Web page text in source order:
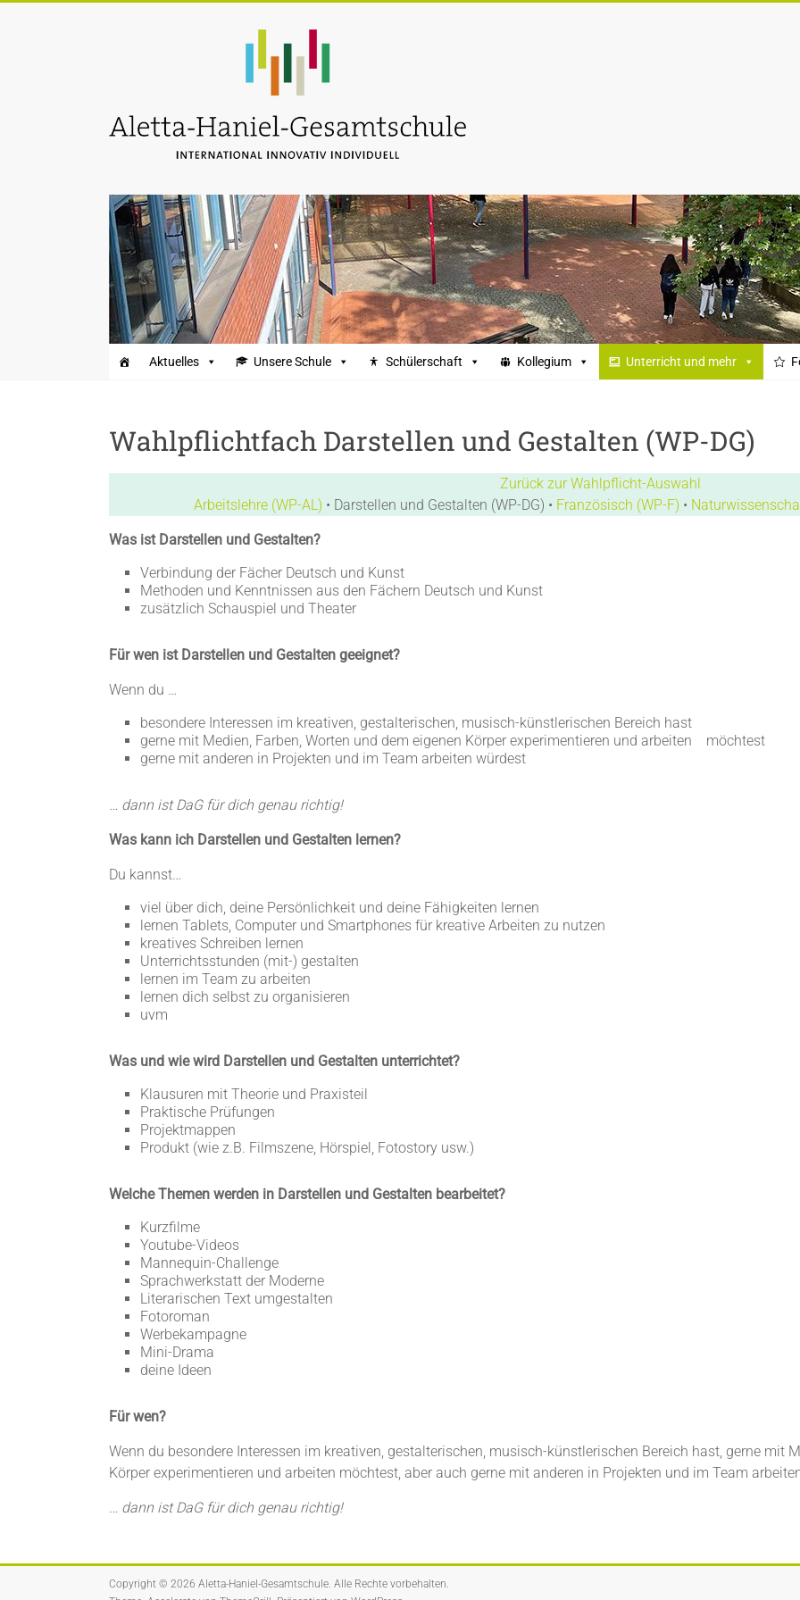
Gesamtschule
Aktuelles Unsere Schule Schülerschaft Kollegium Unterricht und mehr
Wahlpflichtfach Darstellen und Gestalten (WP-DG)
Zurück zur Wahlpflicht-Auswahl
Arbeitslehre (WP-AL) • Darstellen und Gestalten (WP-DG) • Französisch (WP-F) •
Was ist Darstellen und Gestalten?
Verbindung der Fächer Deutsch und Kunst
Methoden und Kenntnissen aus den Fächern Deutsch und Kunst
zusätzlich Schauspiel und Theater
Für wen ist Darstellen und Gestalten geeignet?
Wenn du …
besondere Interessen im kreativen, gestalterischen, musisch-künstlerischen Bereich hast
gerne mit Medien, Farben, Worten und dem eigenen Körper experimentieren und arbeiten möchtest
gerne mit anderen in Projekten und im Team arbeiten würdest
… dann ist DaG für dich genau richtig!
Was kann ich Darstellen und Gestalten lernen?
Du kannst…
viel über dich, deine Persönlichkeit und deine Fähigkeiten lernen
lernen Tablets, Computer und Smartphones für kreative Arbeiten zu nutzen
kreatives Schreiben lernen
Unterrichtsstunden (mit-) gestalten
lernen im Team zu arbeiten
lernen dich selbst zu organisieren
uvm
Was und wie wird Darstellen und Gestalten unterrichtet?
Klausuren mit Theorie und Praxisteil
Praktische Prüfungen
Projektmappen
Produkt (wie z.B. Filmszene, Hörspiel, Fotostory usw.)
Welche Themen werden in Darstellen und Gestalten bearbeitet?
Kurzfilme
Youtube-Videos
Mannequin-Challenge
Sprachwerkstatt der Moderne
Literarischen Text umgestalten
Fotoroman
Werbekampagne
Mini-Drama
deine Ideen
Für wen?
Wenn du besondere Interessen im kreativen, gestalterischen, musisch-künstlerischen Bereich hast, gerne mit
Körper experimentieren und arbeiten möchtest, aber auch gerne mit anderen in Projekten und im Team
… dann ist DaG für dich genau richtig!
Copyright © 2026 Aletta-Haniel-Gesamtschule. Alle Rechte vorbehalten.